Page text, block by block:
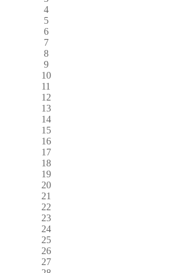
4
5
6
7
8
9
10
11
12
13
14
15
16
17
18
19
20
21
22
23
24
25
26
27